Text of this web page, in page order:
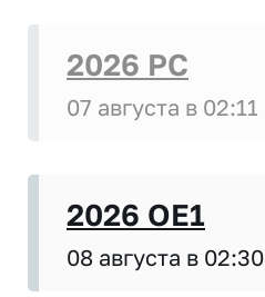
2026 PC
07 августа в 02:11
2026 OE1
08 августа в 02:30